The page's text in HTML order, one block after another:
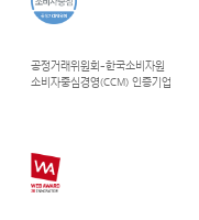
공정거래위원회-한국소비자원
소비자중심경영(CCM) 인증기업